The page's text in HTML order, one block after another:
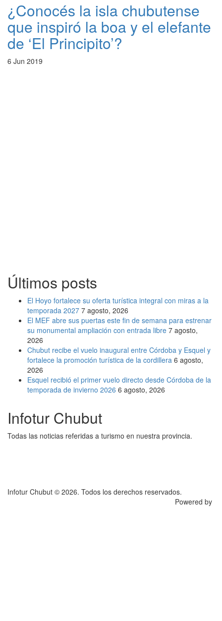
¿Conocés la isla chubutense
que inspiró la boa y el elefante
de ‘El Principito’?
6 Jun 2019
Últimos posts
El Hoyo fortalece su oferta turística integral con miras a la
temporada 2027 7 agosto, 2026
El MEF abre sus puertas este fin de semana para estrenar
su monumental ampliación con entrada libre 7 agosto,
2026
Chubut recibe el vuelo inaugural entre Córdoba y Esquel y
fortalece la promoción turística de la cordillera 6 agosto,
2026
Esquel recibió el primer vuelo directo desde Córdoba de la
temporada de invierno 2026 6 agosto, 2026
Infotur Chubut
Todas las noticias referidas a turismo en nuestra provincia.
Infotur Chubut © 2026. Todos los derechos reservados.
Powered by